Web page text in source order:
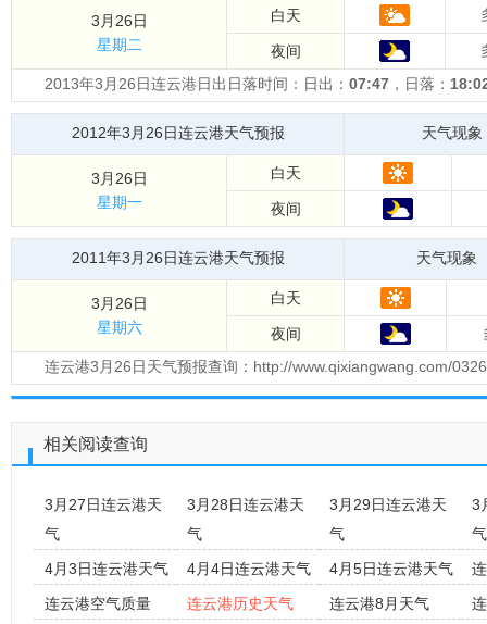
3月26日
星期二
白天
夜间
2013年3月26日连云港日出日落时间：日出： 07:47 ，日落：
2012年3月26日连云港天气预报 天气现象
3月26日
星期一
白天
夜间
2011年3月26日连云港天气预报 天气现象
3月26日
星期六
白天
夜间
连云港3月26日天气预报查询：http://www.qixiangwang.com/
相关阅读查询
3月27日连云港天
气
3月28日连云港天
气
3月29日连云港天
气
3
气
4月3日连云港天气
4月4日连云港天气 4月5日连云港天气
连云港空气质量
连云港历史天气 连云港8月天气